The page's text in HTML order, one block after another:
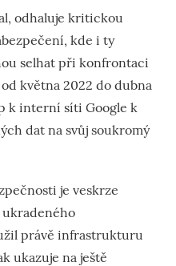
odhaluje kritickou
kde i ty
selhat při konfrontaci
května 2022 do dubna
k interní síti Google k
dat na svůj soukromý
je veskrze
právě infrastrukturu
ukazuje na ještě